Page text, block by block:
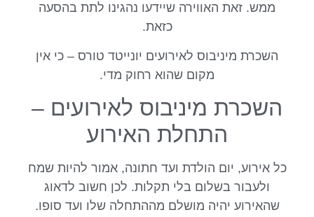
ממש. זאת האווירה שיידעו נהגינו לתת בהסעה
כזאת.
השכרת מיניבוס לאירועים יונייטד טורס – כי אין
מקום שהוא רחוק מדי.
השכרת מיניבוס לאירועים –
התחלת האירוע
כל אירוע, יום הולדת ועד חתונה, אמור להיות שמח
ולעבור בשלום בלי תקלות. לכן חשוב לדאוג
שהאירוע יהיה מושלם מההתחלה שלו ועד סופו.